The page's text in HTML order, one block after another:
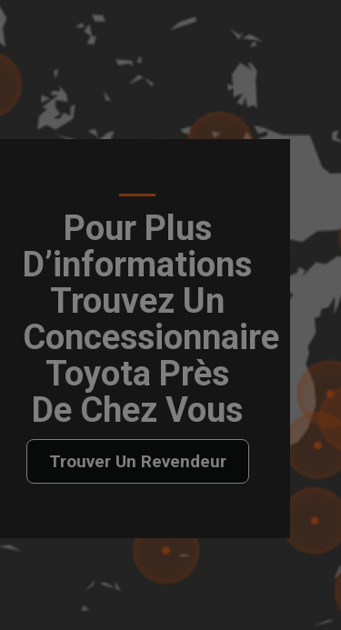
Pour Plus
D’informations
Trouvez Un
Concessionnaire
Toyota Près
De Chez Vous
Trouver Un Revendeur